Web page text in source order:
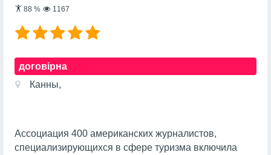
88 % 1167
договірна
Канны,
Ассоциация 400 американских журналистов,
специализирующихся в сфере туризма включила